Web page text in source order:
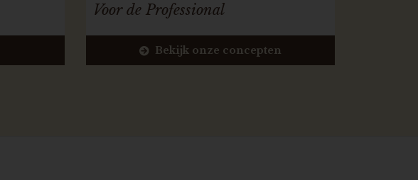
Voor de Professional
Bekijk onze concepten